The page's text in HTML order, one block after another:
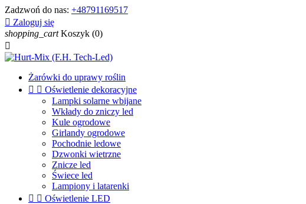
Zadzwoń do nas: +48791169517
 Zaloguj się
shopping_cart Koszyk (0)

Żarówki do uprawy roślin
  Oświetlenie dekoracyjne
Lampki solarne wbijane
Wkłady do zniczy led
Kule ogrodowe
Girlandy ogrodowe
Pochodnie ledowe
Dzwonki wietrzne
Znicze led
Świece led
Lampiony i latarenki
  Oświetlenie LED